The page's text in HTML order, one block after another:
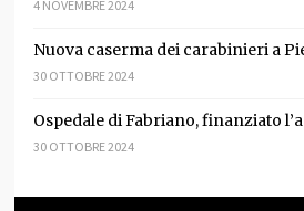
4 NOVEMBRE 2024
Nuova caserma dei carabinieri a
30 OTTOBRE 2024
Ospedale di Fabriano, finanziato
30 OTTOBRE 2024